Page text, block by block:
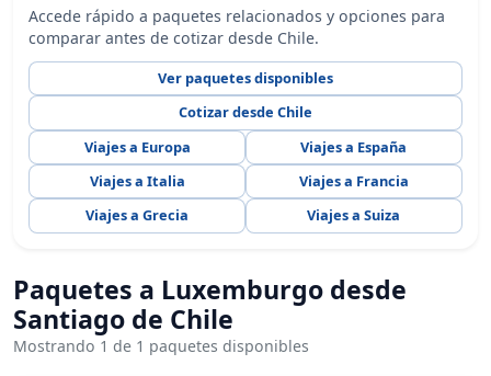
Accede rápido a paquetes relacionados y opciones para
comparar antes de cotizar desde Chile.
Ver paquetes disponibles
Cotizar desde Chile
Viajes a Europa
Viajes a España
Viajes a Italia
Viajes a Francia
Viajes a Grecia
Viajes a Suiza
Paquetes a Luxemburgo desde
Santiago de Chile
Mostrando 1 de 1 paquetes disponibles